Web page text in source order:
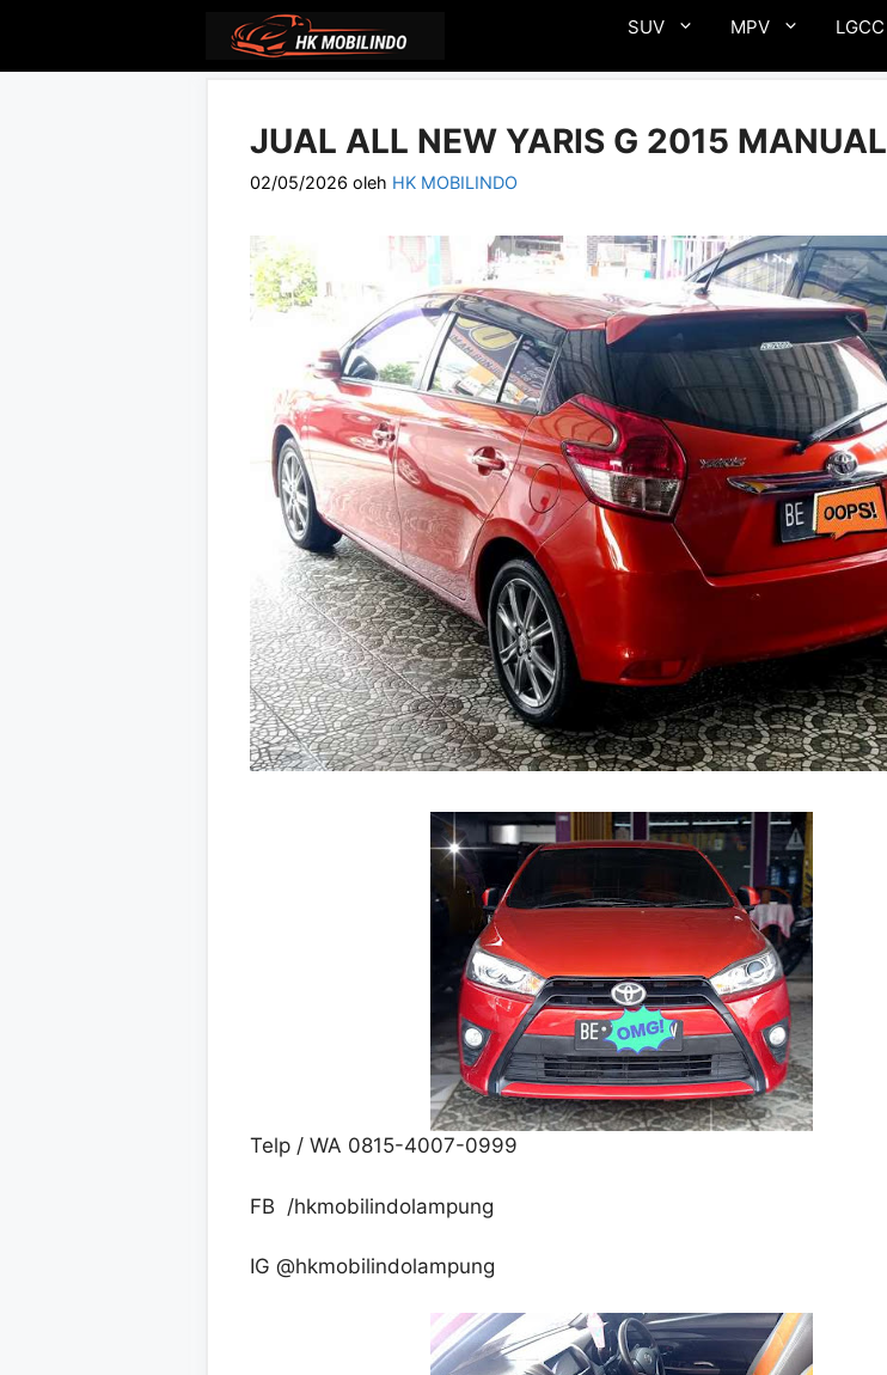
isi
SUV MPV LGCC
JUAL ALL NEW YARIS G 2015 MANUAL
02/05/2026 oleh HK MOBILINDO
Telp / WA 0815-4007-0999
FB /hkmobilindolampung
IG @hkmobilindolampung